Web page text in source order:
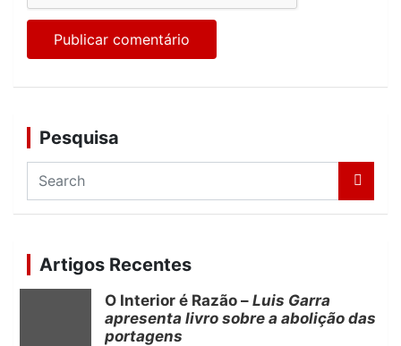
Pesquisa
a
c
h
Artigos Recentes
O Interior é Razão – Luis Garra
apresenta livro sobre a abolição das
portagens